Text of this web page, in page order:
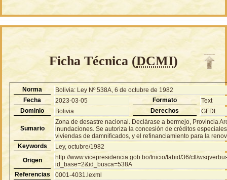
Ficha Técnica (DCMI)
Norma
Bolivia: Ley Nº 538A, 6 de octubre de 1982
Fecha
2023-03-05 Formato
Text
Dominio
Bolivia Derechos GFDL
Sumario
Zona de desastre nacional. Declárase a bermejo, Provincia
inundaciones. Se autoriza la concesión de créditos
viviendas de damnificados, y el refinanciamiento para la
Keywords
Ley, octubre/1982
Origen
http://www.vicepresidencia.gob.bo/Inicio/tabid/36/ctl/
id_base=2&id_busca=538A
Referencias
0001-4031.lexml